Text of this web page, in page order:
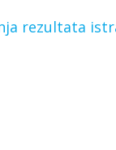
rezultata